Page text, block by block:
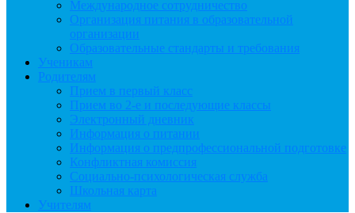
Международное сотрудничество
Организация питания в образовательной
организации
Образовательные стандарты и требования
Ученикам
Родителям
Прием в первый класс
Прием во 2-е и последующие классы
Электронный дневник
Информация о питании
Информация о предпрофессиональной подготовке
Конфликтная комиссия
Социально-психологическая служба
Школьная карта
Учителям